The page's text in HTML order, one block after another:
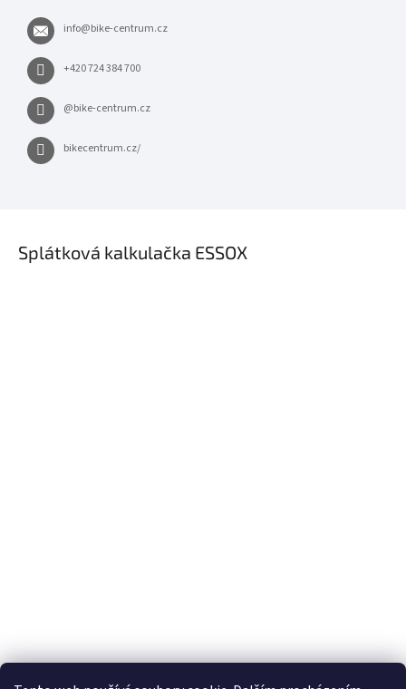
info@bike-centrum.cz
+420 724 384 700
@bike-centrum.cz
bikecentrum.cz/
Splátková kalkulačka ESSOX